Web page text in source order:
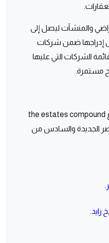
والمنشآت ليصل إلى
إدراجها ضمن شركات
الشركات التي عليها
مستمرة.
قدمت الشركة المالكة لمشروع the estates compound
الجديدة والسادس من
.
زايد.